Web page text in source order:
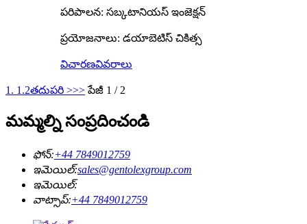
పరిపాలన: సబ్కటానియస్ ఇంజెక్షన్
ప్రయోజనాలు: డయాబెటిస్ చికిత్స
విచారణవివరాలు
1. 1.2తదుపరి >>> పేజీ 1 / 2
మమ్మల్ని సంప్రదించండి
ఫోన్:+44 7849012759
ఇమెయిల్:sales@gentolexgroup.com
ఇమెయిల్:
వాట్సాప్:+44 7849012759